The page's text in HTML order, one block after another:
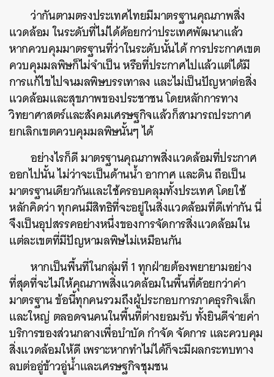
ว่ากันตามตรงประเทศไทยมีมาตรฐานคุณภาพสิ่ง
แวดล้อม ในระดับที่ไม่ได้ด้อยกว่าประเทศพัฒนาแล้ว
หากควบคุมมาตรฐานที่ว่าในระดับนั้นได้ การประกาศเขต
ควบคุมมลพิษก็ไม่จำเป็น หรือที่ประกาศไปแล้วแต่ได้มี
การแก้ไขไปจนมลพิษบรรเทาลง และไม่เป็นปัญหาต่อสิ่ง
แวดล้อมและสุขภาพของประชาชน โดยหลักการทาง
วิทยาศาสตร์และสังคมเศรษฐกิจแล้วก็สามารถประกาศ
ยกเลิกเขตควบคุมมลพิษนั้นๆ ได้
อย่างไรก็ดี มาตรฐานคุณภาพสิ่งแวดล้อมที่ประกาศ
ออกไปนั้น ไม่ว่าจะเป็นด้านน้ำ อากาศ และดิน ถือเป็น
มาตรฐานเดียวกันและใช้ครอบคลุมทั้งประเทศ โดยใช้
หลักคิดว่า ทุกคนมีสิทธิที่จะอยู่ในสิ่งแวดล้อมที่ดีเท่ากัน นี่
จึงเป็นอุปสรรคอย่างหนึ่งของการจัดการสิ่งแวดล้อมใน
แต่ละเขตที่มีปัญหามลพิษไม่เหมือนกัน
หากเป็นพื้นที่ในกลุ่มที่ 1 ทุกฝ่ายต้องพยายามอย่าง
ที่สุดที่จะไม่ให้คุณภาพสิ่งแวดล้อมในพื้นที่ด้อยกว่าค่า
มาตรฐาน ข้อนี้ทุกคนรวมถึงผู้ประกอบการภาคธุรกิจเล็ก
และใหญ่ ตลอดจนคนในพื้นที่ต่างยอมรับ ทั้งยินดีจ่ายค่า
บริการของส่วนกลางเพื่อบำบัด กำจัด จัดการ และควบคุม
สิ่งแวดล้อมให้ดี เพราะหากทำไม่ได้ก็จะมีผลกระทบทาง
ลบต่ออู่ข้าวอู่น้ำและเศรษฐกิจชุมชน